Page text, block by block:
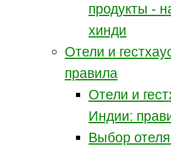
продукты -
хинди
Отели и
правила
Отели и
Индии:
Выбор